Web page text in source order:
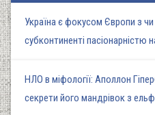
Україна є фокусом Європи з
субконтиненті пасіонарністю
НЛО в міфології: Аполлон
секрети його мандрівок з